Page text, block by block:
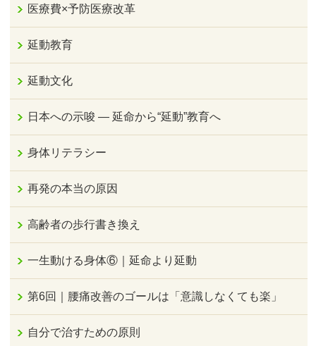
医療費×予防医療改革
延動教育
延動文化
日本への示唆 ― 延命から“延動”教育へ
身体リテラシー
再発の本当の原因
高齢者の歩行書き換え
一生動ける身体⑥｜延命より延動
第6回｜腰痛改善のゴールは「意識しなくても楽」
自分で治すための原則